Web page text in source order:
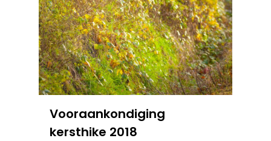
Vooraankondiging
kersthike 2018